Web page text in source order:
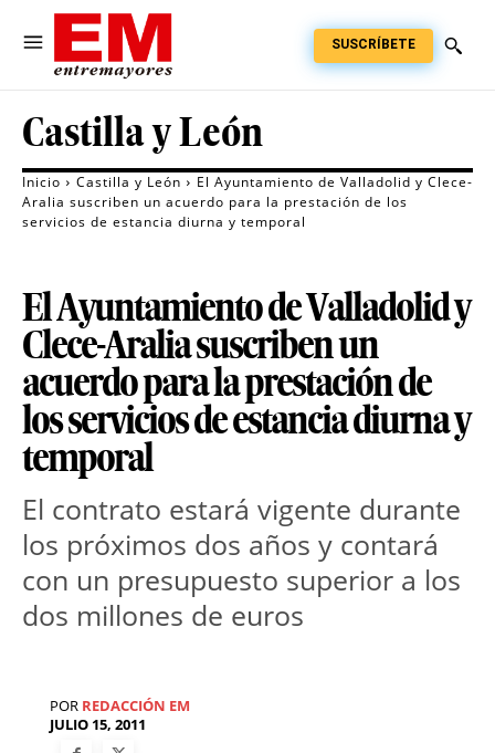
SUSCRÍBETE
Castilla y León
Inicio Castilla y León
El Ayuntamiento de Valladolid y Clece-
Aralia suscriben un acuerdo para la prestación de los
servicios de estancia diurna y temporal
El Ayuntamiento de Valladolid y
Clece-Aralia suscriben un
acuerdo para la prestación de
los servicios de estancia diurna y
temporal
El contrato estará vigente durante
los próximos dos años y contará
con un presupuesto superior a los
dos millones de euros
POR REDACCIÓN EM
JULIO 15, 2011